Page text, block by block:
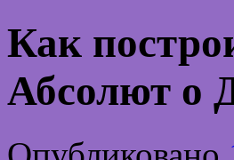
Как
Абсолют о